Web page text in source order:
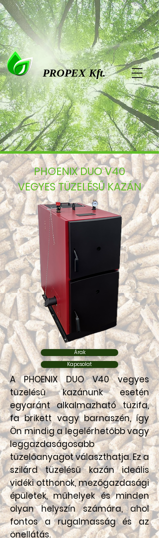
PROPEX Kft.
PHOENIX DUO V40
VEGYES TÜZELÉSŰ KAZÁN
Árak
Kapcsolat
A PHOENIX DUO V40 vegyes
tüzelésű kazánunk esetén
egyaránt alkalmazható tüzifa,
fa brikett vagy barnaszén, így
Ön mindig a legelérhetőbb vagy
leggazdaságosabb
tüzelőanyagot választhatja. Ez a
szilárd tüzelésű kazán ideális
vidéki otthonok, mezőgazdasági
épületek, műhelyek és minden
olyan helyszín számára, ahol
fontos a rugalmasság és az
önellátás.